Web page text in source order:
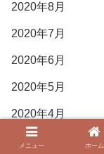
2020年8月
2020年7月
2020年6月
2020年5月
2020年4月
2020年3月
メニュー ホーム